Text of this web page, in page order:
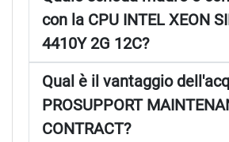
con la CPU INTEL XEON
4410Y 2G 12C?
Qual è il vantaggio
PROSUPPORT
CONTRACT?